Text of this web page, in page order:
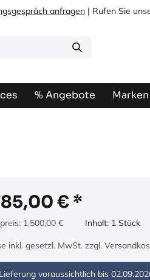
anfragen | Rufen Sie
% Angebote Marken
€
1.500,00 € Inhalt: 1 Stück
inkl. gesetzl. MwSt. zzgl.
Lieferung voraussichtlich bis